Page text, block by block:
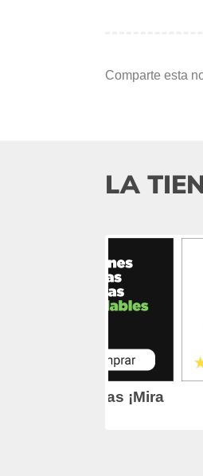
Comparte esta
LA